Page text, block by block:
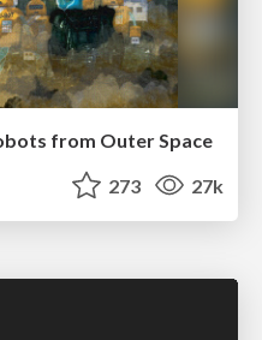
from Outer Space
273 27k